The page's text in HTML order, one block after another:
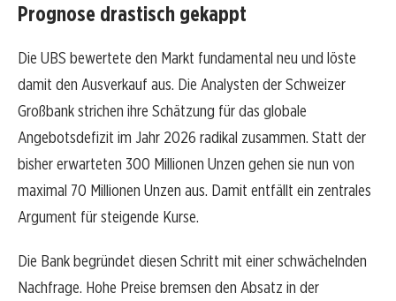
Prognose drastisch gekappt
Die UBS bewertete den Markt fundamental neu und löste
damit den Ausverkauf aus. Die Analysten der Schweizer
Großbank strichen ihre Schätzung für das globale
Angebotsdefizit im Jahr 2026 radikal zusammen. Statt der
bisher erwarteten 300 Millionen Unzen gehen sie nun von
maximal 70 Millionen Unzen aus. Damit entfällt ein zentrales
Argument für steigende Kurse.
Die Bank begründet diesen Schritt mit einer schwächelnden
Nachfrage. Hohe Preise bremsen den Absatz in der